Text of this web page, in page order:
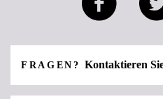
FRAGEN?Kontaktieren